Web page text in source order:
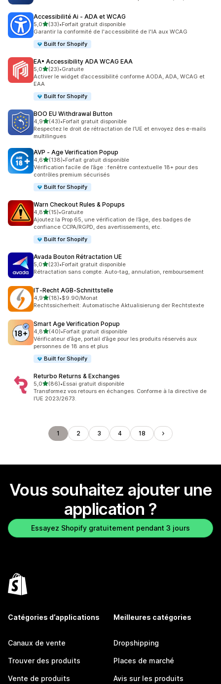
Accessibilité Ai ‑ ADA et WCAG
5,0étoile(s) sur 5
(33)
33 avis au total
•Forfait gratuit disponible
Garantir la conformité de l'accessibilité de l'IA aux WCAG
Built for Shopify
EA• Accessibility ADA WCAG EAA
5,0étoile(s) sur 5
(23)
23 avis au total
•Gratuite
Activer le widget d’accessibilité conforme AODA, ADA, WCAG et
EAA
Built for Shopify
BOO EU Withdrawal Button
4,9étoile(s) sur 5
(43)
43 avis au total
•Forfait gratuit disponible
Respectez le droit de rétractation de l’UE et envoyez des e-mails
multilingues
AVP ‑ Age Verification Popup
4,6étoile(s) sur 5
(138)
138 avis au total
•Forfait gratuit disponible
Vérification facile de l’âge : fenêtre contextuelle 18+ pour des
contrôles premium sécurisés
Built for Shopify
Warn Checkout Rules & Popups
4,8étoile(s) sur 5
(15)
15 avis au total
•Gratuite
Ajoutez la Prop 65, une vérification de l’âge, des badges de
confiance CCPA/RGPD, des avertissements, etc.
Built for Shopify
Avada Bouton Rétractation UE
5,0étoile(s) sur 5
(23)
23 avis au total
•Forfait gratuit disponible
Rétractation sans compte. Auto-tag, annulation, remboursement
IT‑Recht AGB‑Schnittstelle
4,9étoile(s) sur 5
(18)
18 avis au total
•$9.90/Monat
Rechtssicherheit: Automatische Aktualisierung der Rechtstexte
Smart Age Verification Popup
4,8étoile(s) sur 5
(40)
40 avis au total
•Forfait gratuit disponible
Vérificateur d’âge, portail d’âge pour les produits réservés aux
personnes de 18 ans et plus
Built for Shopify
Returbo Returns & Exchanges
5,0étoile(s) sur 5
(86)
86 avis au total
•Essai gratuit disponible
Transformez vos retours en échanges. Conforme à la directive de
l’UE 2023/2673.
1 2 3 4 18
Vous souhaitez ajouter une
application ?
Essayez Shopify gratuitement pendant 3 jours
Catégories d’applications
Canaux de vente
Trouver des produits
Vente de produits
Meilleures catégories
Dropshipping
Places de marché
Avis sur les produits